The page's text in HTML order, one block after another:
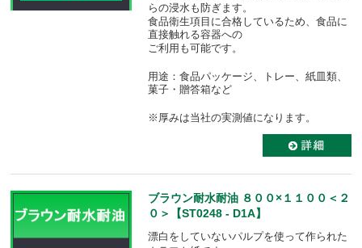
らの浸水も防ぎます。
食品衛生項目に合格しているため、食品に
直接触れる容器への
ご利用も可能です。
用途：食品パッケージ、トレー、紙皿類、
菓子・贈答箱など
※厚みは当社の実測値になります。
ブラウン耐水耐油 ８００×１１００＜２
０＞【ST0248 - D1A】
漂白をしていないパルプを使って作られた